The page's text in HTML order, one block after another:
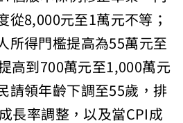
8,000元至1萬元不等；
得門檻提高為55萬元至
高到700萬元至1,000萬元
請領年齡下調至55歲，排
長率調整，以及當CPI成